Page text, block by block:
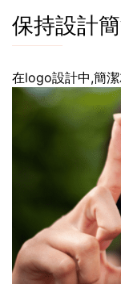
保持設計
在logo設計中,簡